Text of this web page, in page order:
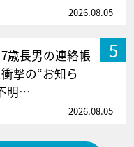
2026.08.05
5
歳長男の連絡帳
撃の“お知ら
明…
2026.08.05